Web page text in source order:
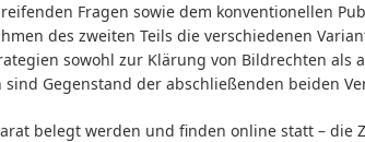
Fragen sowie dem konventionellen
des zweiten Teils die verschiedenen
sowohl zur Klärung von Bildrechten als
Gegenstand der abschließenden beiden
belegt werden und finden online statt – die